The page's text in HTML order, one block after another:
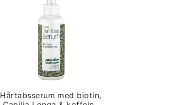
Hårtabsserum med biotin,